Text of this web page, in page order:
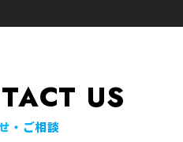
US
・ご相談